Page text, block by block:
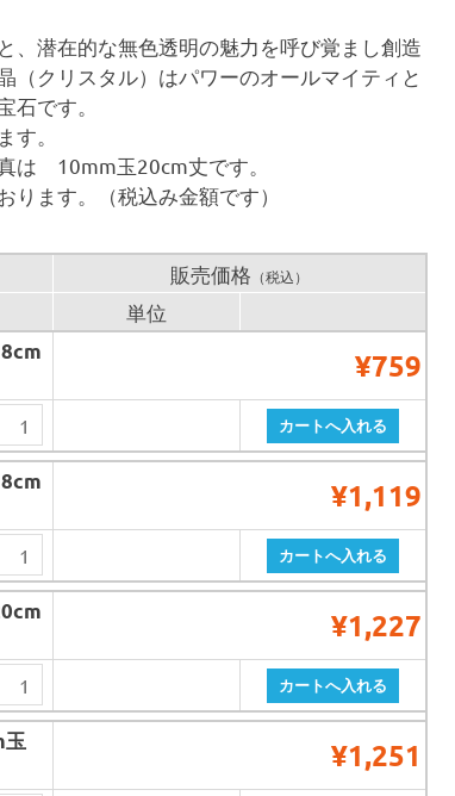
、潜在的な無色透明の魅力を呼び覚まし創造
（クリスタル）はパワーのオールマイティと
石です。
す。
は 10mm玉20cm丈です。
ます。（税込み金額です）
販売価格 （税込）
単位
¥759
¥1,119
¥1,227
¥1,251